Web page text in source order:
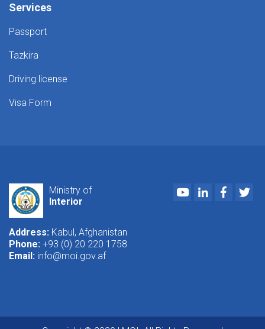
Services
Passport
Tazkira
Driving license
Visa Form
Ministry of
Interior
YoutubeLinkedIn
Address: Kabul, Afghanistan
Phone: +93 (0) 20 220 1758
Email: info@moi.gov.af